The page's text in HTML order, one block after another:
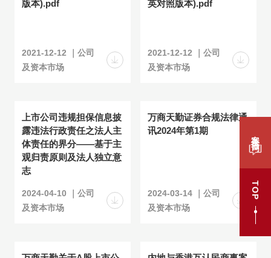
TOP
版本).pdf
2021-12-12 ｜公司
及资本市场
英对照版本).pdf
2021-12-12 ｜公司
及资本市场
上市公司违规担保信息披
露违法行政责任之法人主
体责任的界分——基于主
观归责原则及法人独立意
志
2024-04-10 ｜公司
及资本市场
万商天勤证券合规法律通
讯2024年第1期
2024-03-14 ｜公司
及资本市场